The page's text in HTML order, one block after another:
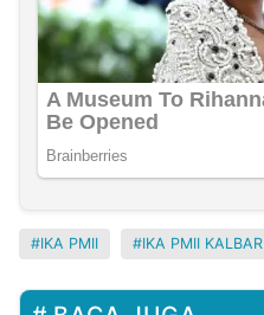
IKA PMII IKA PMII KALBAR